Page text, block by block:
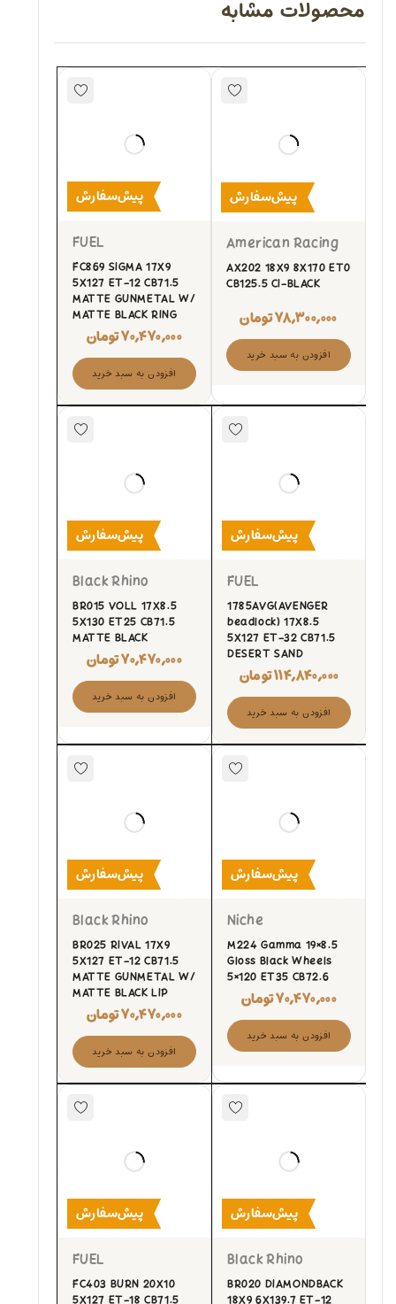
محصولات مشابه
پیش‌سفارش
American Racing
AX202 18X9 8X170 ET0
CB125.5 CI-BLACK
۷۸,۳۰۰,۰۰۰تومان
افزودن به سبد خرید
پیش‌سفارش
FUEL
FC869 SIGMA 17X9
5X127 ET-12 CB71.5
MATTE GUNMETAL W/
MATTE BLACK RING
۷۰,۴۷۰,۰۰۰تومان
افزودن به سبد خرید
پیش‌سفارش
FUEL
1785AVG(AVENGER
beadlock) 17X8.5
5X127 ET-32 CB71.5
DESERT SAND
۱۱۴,۸۴۰,۰۰۰تومان
افزودن به سبد خرید
پیش‌سفارش
Black Rhino
BR015 VOLL 17X8.5
5X130 ET25 CB71.5
MATTE BLACK
۷۰,۴۷۰,۰۰۰تومان
افزودن به سبد خرید
پیش‌سفارش
Niche
M224 Gamma 19×8.5
Gloss Black Wheels
5×120 ET35 CB72.6
۷۰,۴۷۰,۰۰۰تومان
افزودن به سبد خرید
پیش‌سفارش
Black Rhino
BR025 RIVAL 17X9
5X127 ET-12 CB71.5
MATTE GUNMETAL W/
MATTE BLACK LIP
۷۰,۴۷۰,۰۰۰تومان
افزودن به سبد خرید
پیش‌سفارش
Black Rhino
BR020 DIAMONDBACK
18X9 6X139.7 ET-12
پیش‌سفارش
FUEL
FC403 BURN 20X10
5X127 ET-18 CB71.5